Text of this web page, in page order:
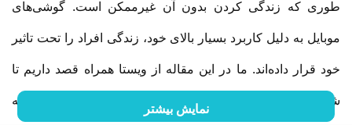
طوری که زندگی کردن بدون آن غیرممکن است. گوشی‌های
موبایل به دلیل کاربرد بسیار بالای خود، زندگی افراد را تحت تاثیر
خود قرار داده‌اند. ما در این مقاله از ویستا همراه قصد داریم تا
شما را با گوشی موبایل و خصوصیات آن آشنا کنیم. ما را در ادامه
نمایش بیشتر